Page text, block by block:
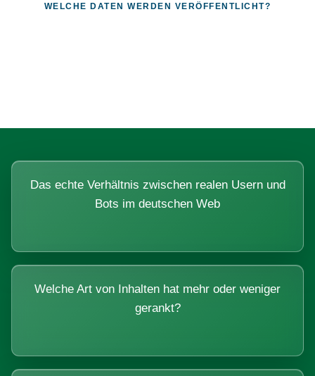
WELCHE DATEN WERDEN VERÖFFENTLICHT?
Das echte Verhältnis zwischen realen Usern und
Bots im deutschen Web
Welche Art von Inhalten hat mehr oder weniger
gerankt?